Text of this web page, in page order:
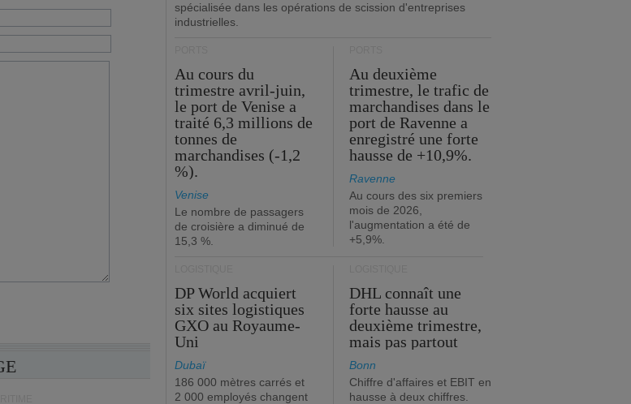
spécialisée dans les opérations de scission d'entreprises
industrielles.
Au cours du
trimestre avril-juin,
le port de Venise a
traité 6,3 millions de
tonnes de
marchandises (-1,2
%).
Venise
Le nombre de passagers
de croisière a diminué de
15,3 %.
Au deuxième
trimestre, le trafic de
marchandises dans le
port de Ravenne a
enregistré une forte
hausse de +10,9%.
Ravenne
Au cours des six premiers
mois de 2026,
l'augmentation a été de
+5,9%.
DP World acquiert
six sites logistiques
GXO au Royaume-
Uni
Dubaï
186 000 mètres carrés et
2 000 employés changent
DHL connaît une
forte hausse au
deuxième trimestre,
mais pas partout
Bonn
Chiffre d'affaires et EBIT en
hausse à deux chiffres.